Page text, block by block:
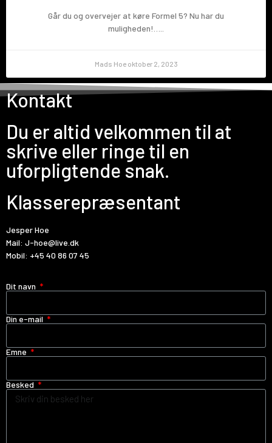
Går du og overvejer at køre Formel 5? Nu har du
muligheden!…..
Mads Hoe oktober 2, 2023
Kontakt
Du er altid velkommen til at
skrive eller ringe til en
uforpligtende snak.
Klasserepræsentant
Jesper Hoe
Mail: J-hoe@live.dk
Mobil: +45 40 86 07 45
Dit navn
Din e-mail
Emne
Besked